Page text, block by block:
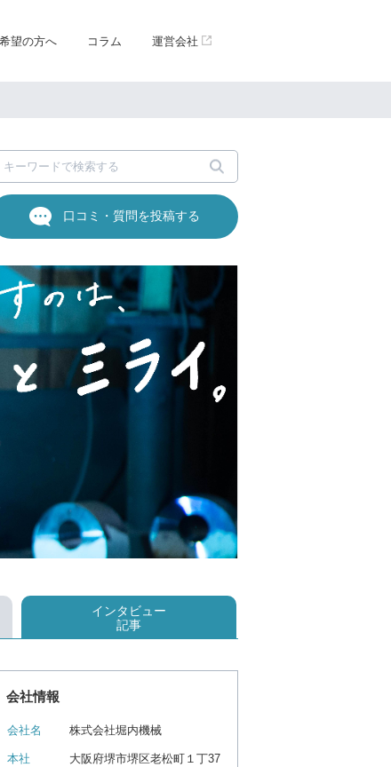
望の方へ コラム 運営会社
口コミ・質問を投稿する
インタビュー
記事
会社情報
会社名 株式会社堀内機械
本社
大阪府堺市堺区老松町１丁37